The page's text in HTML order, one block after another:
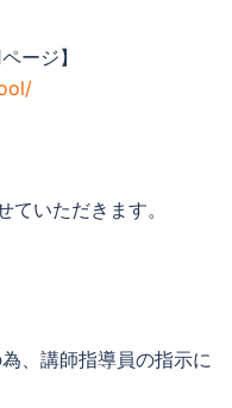
ージ】
いただきます。
、講師指導員の指示に